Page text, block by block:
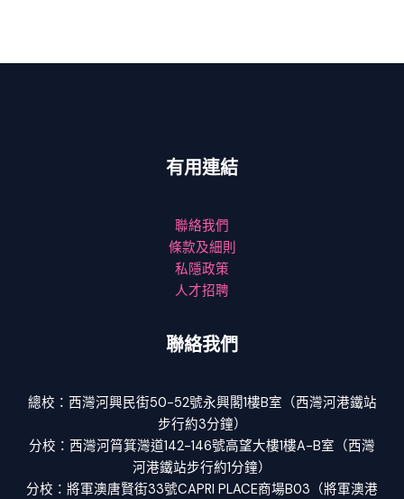
有用連結
聯絡我們
條款及細則
私隱政策
人才招聘
聯絡我們
總校：西灣河興民街50-52號永興閣1樓B室（西灣河港鐵站
步行約3分鐘）
分校：西灣河筲箕灣道142-146號高望大樓1樓A-B室（西灣
河港鐵站步行約1分鐘）
分校：將軍澳唐賢街33號CAPRI PLACE商場B03（將軍澳港